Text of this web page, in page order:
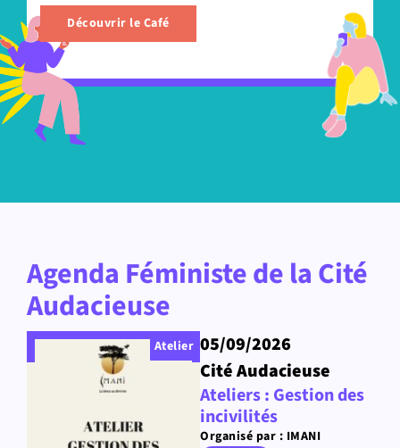
Découvrir le Café
Agenda Féministe de la Cité
Audacieuse
Atelier 05/09/2026
Cité Audacieuse
Ateliers : Gestion des
incivilités
Organisé par : IMANI